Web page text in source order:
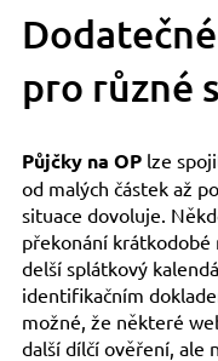
pro různé
Půjčky na OPlze
od malých částek až
situace dovoluje.
překonání krátkodobé
delší splátkový
identifikačním
možné, že některé
další dílčí ověření, ale